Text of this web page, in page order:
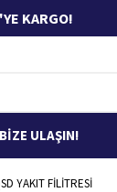
KARGO!
BİZE ULAŞIN!
YAKIT FİLİTRESİ